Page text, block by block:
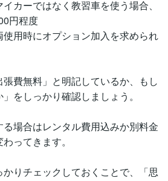
カーではなく教習車を使う場合、
円程度
用時にオプション加入を求められ
費無料」と明記しているか、もし
をしっかり確認しましょう。
場合はレンタル費用込みか別料金
ってきます。
りチェックしておくことで、「思